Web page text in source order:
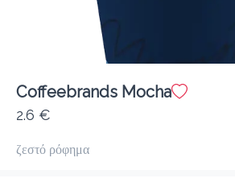
προ-παραγγελία
Coffeebrands Mocha
2.6 €
ζεστό ρόφημα